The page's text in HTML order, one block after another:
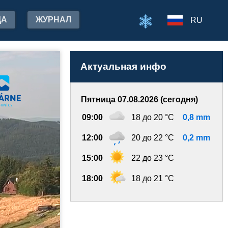
ЖУРНАЛ RU
Актуальная инфо
Пятница 07.08.2026 (сегодня)
09:00 18 до 20 °C 0,8 mm
12:00 20 до 22 °C 0,2 mm
15:00 22 до 23 °C
18:00 18 до 21 °C